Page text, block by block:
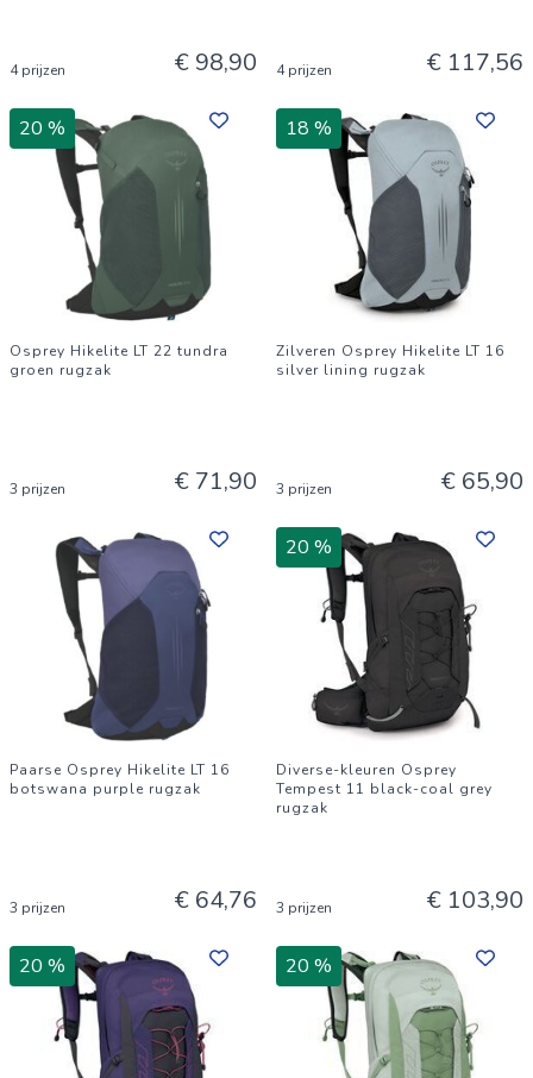
4 prijzen € 98,90 4 prijzen € 117,56
20 %
Osprey Hikelite LT 22 tundra
groen rugzak
3 prijzen € 71,90
18 %
Zilveren Osprey Hikelite LT 16
silver lining rugzak
3 prijzen € 65,90
Paarse Osprey Hikelite LT 16
botswana purple rugzak
3 prijzen € 64,76
20 %
Diverse-kleuren Osprey
Tempest 11 black-coal grey
rugzak
3 prijzen € 103,90
20 % 20 %